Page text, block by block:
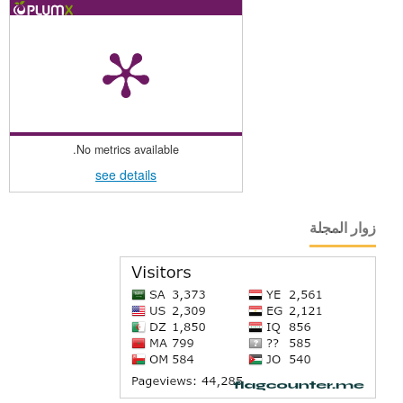
No metrics available.
see details
زوار المجلة